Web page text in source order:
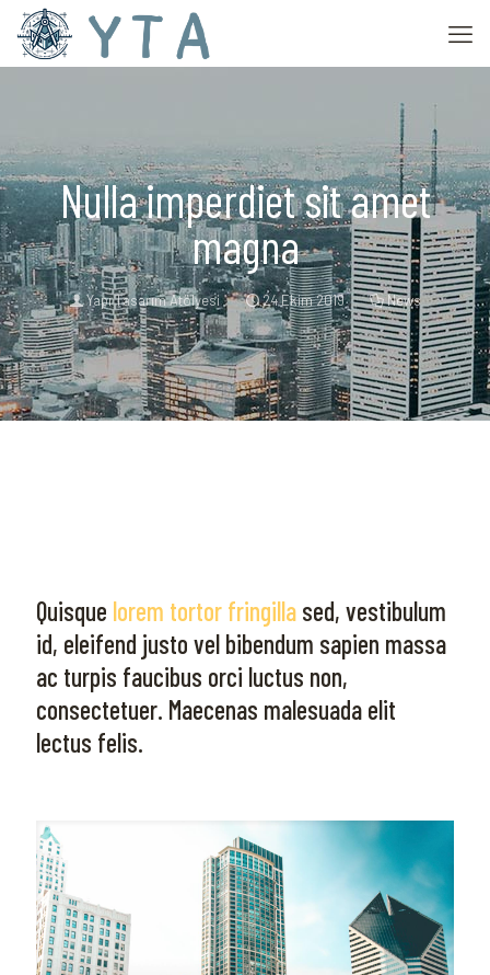
Nulla imperdiet sit amet
magna
Yapı Tasarım Atölyesi 24 Ekim 2019 News
Quisque lorem tortor fringilla sed, vestibulum
id, eleifend justo vel bibendum sapien massa
ac turpis faucibus orci luctus non,
consectetuer. Maecenas malesuada elit
lectus felis.